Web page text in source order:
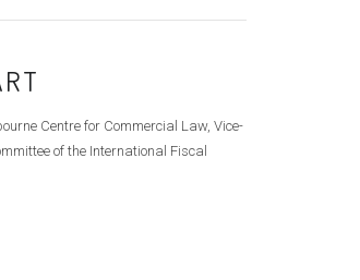
Centre for Commercial Law, Vice-
of the International Fiscal